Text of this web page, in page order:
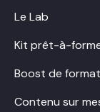
Le Lab
Kit prêt-à-
Boost de
Contenu sur